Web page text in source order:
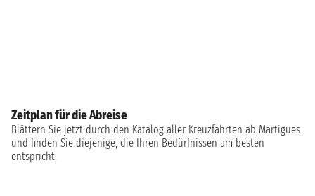
Zeitplan für die Abreise
Blättern Sie jetzt durch den Katalog aller Kreuzfahrten ab Martigues
und finden Sie diejenige, die Ihren Bedürfnissen am besten
entspricht.